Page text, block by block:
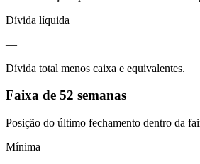
Dívida líquida
—
Dívida total menos caixa e equivalentes.
Faixa de 52 semanas
Posição do último fechamento dentro da
Mínima